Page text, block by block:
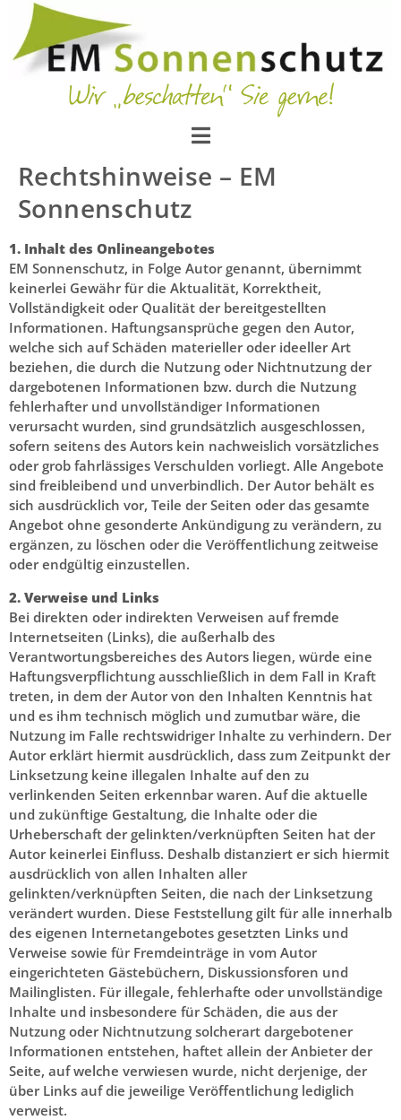
Rechtshinweise – EM
Sonnenschutz
1. Inhalt des Onlineangebotes
EM Sonnenschutz, in Folge Autor genannt, übernimmt
keinerlei Gewähr für die Aktualität, Korrektheit,
Vollständigkeit oder Qualität der bereitgestellten
Informationen. Haftungsansprüche gegen den Autor,
welche sich auf Schäden materieller oder ideeller Art
beziehen, die durch die Nutzung oder Nichtnutzung der
dargebotenen Informationen bzw. durch die Nutzung
fehlerhafter und unvollständiger Informationen
verursacht wurden, sind grundsätzlich ausgeschlossen,
sofern seitens des Autors kein nachweislich vorsätzliches
oder grob fahrlässiges Verschulden vorliegt. Alle Angebote
sind freibleibend und unverbindlich. Der Autor behält es
sich ausdrücklich vor, Teile der Seiten oder das gesamte
Angebot ohne gesonderte Ankündigung zu verändern, zu
ergänzen, zu löschen oder die Veröffentlichung zeitweise
oder endgültig einzustellen.
2. Verweise und Links
Bei direkten oder indirekten Verweisen auf fremde
Internetseiten (Links), die außerhalb des
Verantwortungsbereiches des Autors liegen, würde eine
Haftungsverpflichtung ausschließlich in dem Fall in Kraft
treten, in dem der Autor von den Inhalten Kenntnis hat
und es ihm technisch möglich und zumutbar wäre, die
Nutzung im Falle rechtswidriger Inhalte zu verhindern. Der
Autor erklärt hiermit ausdrücklich, dass zum Zeitpunkt der
Linksetzung keine illegalen Inhalte auf den zu
verlinkenden Seiten erkennbar waren. Auf die aktuelle
und zukünftige Gestaltung, die Inhalte oder die
Urheberschaft der gelinkten/verknüpften Seiten hat der
Autor keinerlei Einfluss. Deshalb distanziert er sich hiermit
ausdrücklich von allen Inhalten aller
gelinkten/verknüpften Seiten, die nach der Linksetzung
verändert wurden. Diese Feststellung gilt für alle innerhalb
des eigenen Internetangebotes gesetzten Links und
Verweise sowie für Fremdeinträge in vom Autor
eingerichteten Gästebüchern, Diskussionsforen und
Mailinglisten. Für illegale, fehlerhafte oder unvollständige
Inhalte und insbesondere für Schäden, die aus der
Nutzung oder Nichtnutzung solcherart dargebotener
Informationen entstehen, haftet allein der Anbieter der
Seite, auf welche verwiesen wurde, nicht derjenige, der
über Links auf die jeweilige Veröffentlichung lediglich
verweist.